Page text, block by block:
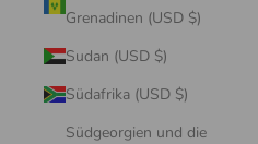
Grenadinen (USD $)
Sudan (USD $)
Südafrika (USD $)
Südgeorgien und die